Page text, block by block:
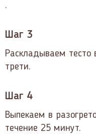
.
Шаг 3
Раскладываем
трети.
Шаг 4
Выпекаем в
течение 25 минут.